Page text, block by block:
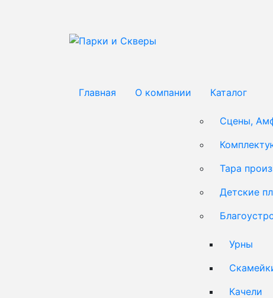
Главная
О компании Каталог
Сцены,
Тара
Детские
Урны
Качели